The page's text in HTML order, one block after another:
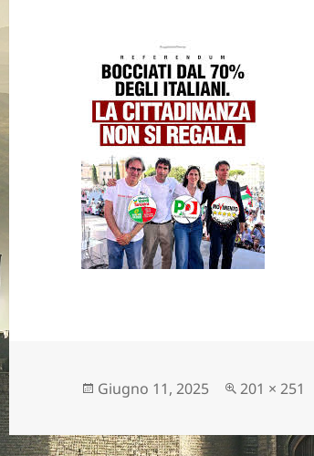
Scritto
Giugno 11, 2025
Dimensione
201 × 251